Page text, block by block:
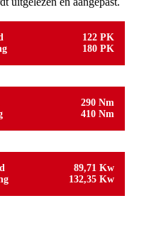
122 PK
180 PK
290 Nm
410 Nm
89,71 Kw
132,35 Kw